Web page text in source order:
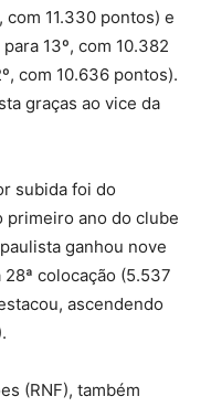
com 11.330 pontos) e
13º, com 10.382
com 10.636 pontos).
graças ao vice da
subida foi do
primeiro ano do clube
ganhou nove
colocação (5.537
ascendendo
(RNF), também